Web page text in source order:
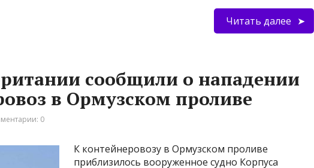
Читать далее
сообщили о нападении
в Ормузском проливе
0
К контейнеровозу в Ормузском проливе
приблизилось вооруженное судно Корпуса